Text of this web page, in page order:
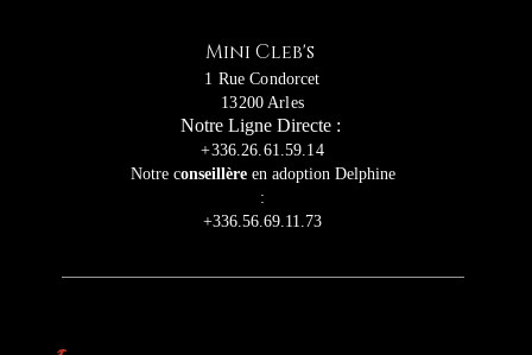
Mini Cleb's
1 Rue Condorcet
13200 Arles
Notre Ligne Directe :
+336.26.61.59.14
Notre conseillèreen adoption Delphine
:
+336.56.69.11.73